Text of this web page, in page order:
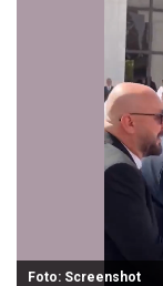
Foto: Screenshot